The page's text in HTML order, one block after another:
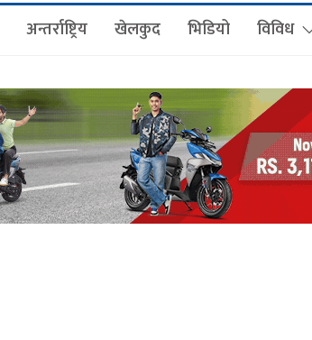
अन्तर्राष्ट्रिय खेलकुद भिडियो विविध